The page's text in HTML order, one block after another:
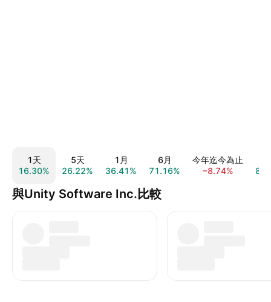
1天
16.30%
5天
26.22%
1月
36.41%
6月
71.16%
今年迄今為止
−8.74%
與Unity Software Inc.比較